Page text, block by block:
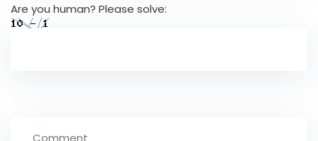
Are you human? Please solve: